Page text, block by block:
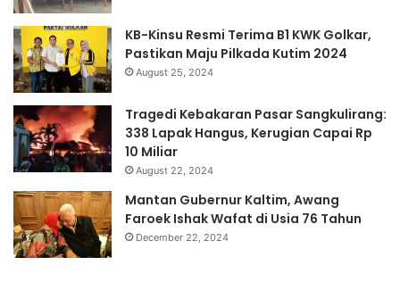
KB-Kinsu Resmi Terima B1 KWK Golkar,
Pastikan Maju Pilkada Kutim 2024
August 25, 2024
Tragedi Kebakaran Pasar Sangkulirang:
338 Lapak Hangus, Kerugian Capai Rp
10 Miliar
August 22, 2024
Mantan Gubernur Kaltim, Awang
Faroek Ishak Wafat di Usia 76 Tahun
December 22, 2024